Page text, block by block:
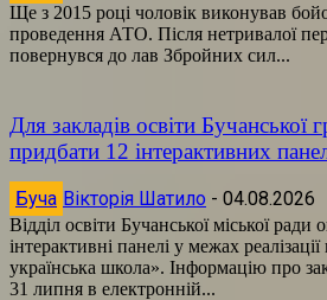
Ще з 2015 році чоловік виконував
проведення АТО. Після нетривалої
повернувся до лав Збройних сил...
Для закладів освіти Бучанської
придбати 12 інтерактивних
Буча Вікторія Шатило - 04.08.2026
Відділ освіти Бучанської міської ради
інтерактивні панелі у межах
українська школа». Інформацію про
31 липня в електронній...